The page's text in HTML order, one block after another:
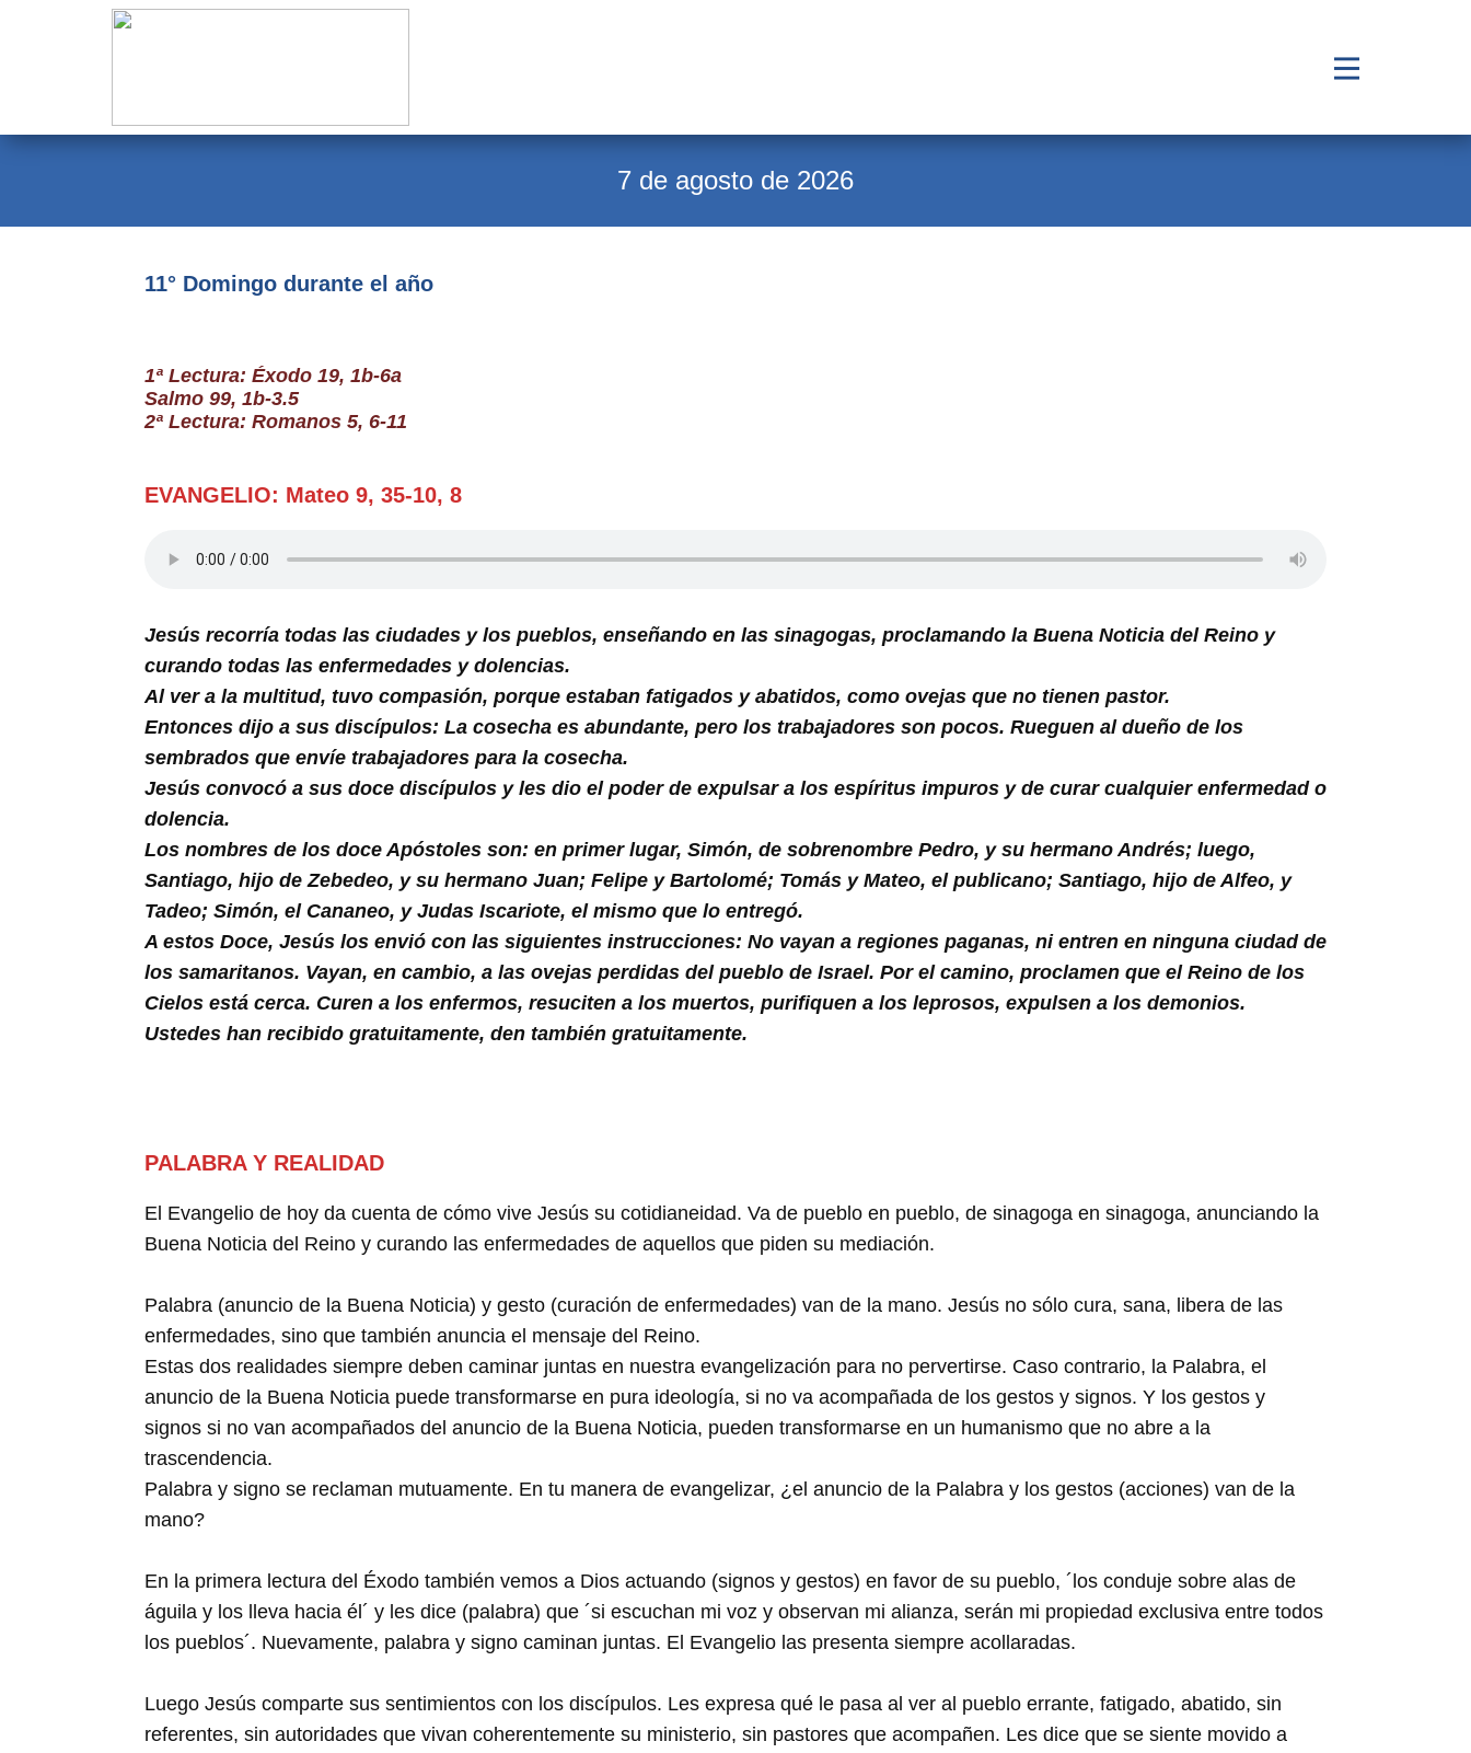
Calendario
Novena
7 de agosto de 2026
11° Domingo durante el año
1ª Lectura: Éxodo 19, 1b-6a
Salmo 99, 1b-3.5
2ª Lectura: Romanos 5, 6-11
EVANGELIO: Mateo 9, 35-10, 8
Jesús recorría todas las ciudades y los pueblos, enseñando en las sinagogas, proclamando la Buena Noticia del Reino y
curando todas las enfermedades y dolencias.
Al ver a la multitud, tuvo compasión, porque estaban fatigados y abatidos, como ovejas que no tienen pastor.
Entonces dijo a sus discípulos: La cosecha es abundante, pero los trabajadores son pocos. Rueguen al dueño de los
sembrados que envíe trabajadores para la cosecha.
Jesús convocó a sus doce discípulos y les dio el poder de expulsar a los espíritus impuros y de curar cualquier enfermedad o
dolencia.
Los nombres de los doce Apóstoles son: en primer lugar, Simón, de sobrenombre Pedro, y su hermano Andrés; luego,
Santiago, hijo de Zebedeo, y su hermano Juan; Felipe y Bartolomé; Tomás y Mateo, el publicano; Santiago, hijo de Alfeo, y
Tadeo; Simón, el Cananeo, y Judas Iscariote, el mismo que lo entregó.
A estos Doce, Jesús los envió con las siguientes instrucciones: No vayan a regiones paganas, ni entren en ninguna ciudad de
los samaritanos. Vayan, en cambio, a las ovejas perdidas del pueblo de Israel. Por el camino, proclamen que el Reino de los
Cielos está cerca. Curen a los enfermos, resuciten a los muertos, purifiquen a los leprosos, expulsen a los demonios.
Ustedes han recibido gratuitamente, den también gratuitamente.
PALABRA Y REALIDAD
El Evangelio de hoy da cuenta de cómo vive Jesús su cotidianeidad. Va de pueblo en pueblo, de sinagoga en sinagoga, anunciando la
Buena Noticia del Reino y curando las enfermedades de aquellos que piden su mediación.
Palabra (anuncio de la Buena Noticia) y gesto (curación de enfermedades) van de la mano. Jesús no sólo cura, sana, libera de las
enfermedades, sino que también anuncia el mensaje del Reino.
Estas dos realidades siempre deben caminar juntas en nuestra evangelización para no pervertirse. Caso contrario, la Palabra, el
anuncio de la Buena Noticia puede transformarse en pura ideología, si no va acompañada de los gestos y signos. Y los gestos y
signos si no van acompañados del anuncio de la Buena Noticia, pueden transformarse en un humanismo que no abre a la
trascendencia.
Palabra y signo se reclaman mutuamente. En tu manera de evangelizar, ¿el anuncio de la Palabra y los gestos (acciones) van de la
mano?
En la primera lectura del Éxodo también vemos a Dios actuando (signos y gestos) en favor de su pueblo, ´los conduje sobre alas de
águila y los lleva hacia él´ y les dice (palabra) que ´si escuchan mi voz y observan mi alianza, serán mi propiedad exclusiva entre todos
los pueblos´. Nuevamente, palabra y signo caminan juntas. El Evangelio las presenta siempre acollaradas.
Luego Jesús comparte sus sentimientos con los discípulos. Les expresa qué le pasa al ver al pueblo errante, fatigado, abatido, sin
referentes, sin autoridades que vivan coherentemente su ministerio, sin pastores que acompañen. Les dice que se siente movido a